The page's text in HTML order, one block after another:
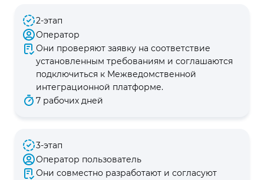
2-этап
Оператор
Они проверяют заявку на соответствие
установленным требованиям и соглашаются
подключиться к Межведомственной
интеграционной платформе.
7 рабочих дней
3-этап
Оператор пользователь
Они совместно разработают и согласуют